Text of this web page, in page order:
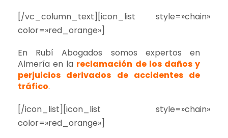
[/vc_column_text][icon_list style=»chain»
color=»red_orange»]
En Rubí Abogados somos expertos en
Almería en la reclamación de los daños y
perjuicios derivados de accidentes de
tráfico.
[/icon_list][icon_list style=»chain»
color=»red_orange»]